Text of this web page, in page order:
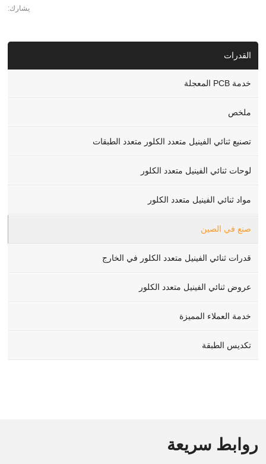
يشارك:
القدرات
خدمة PCB المعجلة
ملخص
تصنيع ثنائي الفينيل متعدد الكلور متعدد الطبقات
لوحات ثنائي الفينيل متعدد الكلور
مواد ثنائي الفينيل متعدد الكلور
صنع في الصين
قدرات ثنائي الفينيل متعدد الكلور في الخارج
عروض ثنائي الفينيل متعدد الكلور
خدمة العملاء المميزة
تكديس الطبقة
روابط سريعة